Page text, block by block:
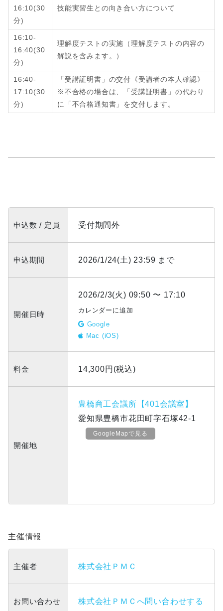
16:10(30
分)
技能実習生との向き合い方について
16:10-
16:40(30
分)
理解度テストの実施（理解度テストの内容の
解説を含みます。）
16:40-
17:10(30
分)
「受講証明書」の交付《受講者の本人確認》
※不合格の場合は、「受講証明書」の代わり
に「不合格通知書」を交付します。
申込数 / 定員 受付期間外
申込期間 2026/1/24(土) 23:59 まで
開催日時
2026/2/3(火) 09:50 〜 17:10
カレンダーに追加
Google
Mac (iOS)
料金 14,300円(税込)
開催地
豊橋商工会議所【401会議室】
愛知県豊橋市花田町字石塚42-1
GoogleMapで見る
主催情報
主催者 株式会社ＰＭＣ
お問い合わせ 株式会社ＰＭＣへ問い合わせする